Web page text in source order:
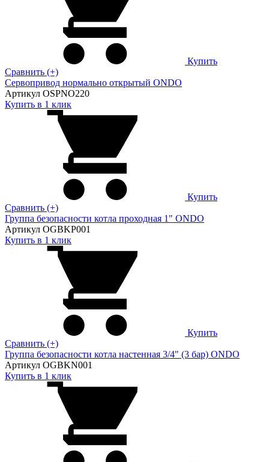
Купить
Сравнить (+)
Сервопривод нормально открытый ONDO
Артикул OSPNO220
Купить в 1 клик
Купить
Сравнить (+)
Группа безопасности котла проходная 1" ONDO
Артикул OGBKP001
Купить в 1 клик
Купить
Сравнить (+)
Группа безопасности котла настенная 3/4" (3 бар) ONDO
Артикул OGBKN001
Купить в 1 клик